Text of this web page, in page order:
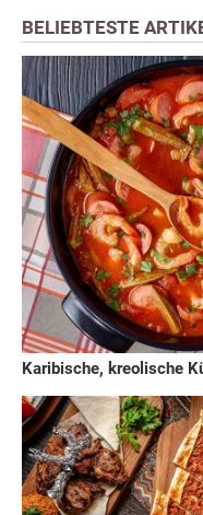
BELIEBTESTE
Karibische, kreolische